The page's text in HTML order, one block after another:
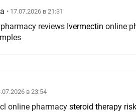
• 17.07.2026 в 21:31
reviews Ivermectin online
в 23:54
online pharmacy steroid therapy